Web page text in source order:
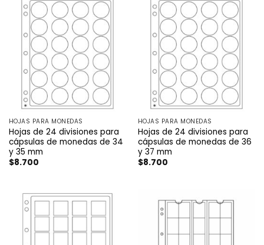
HOJAS PARA MONEDAS
Hojas de 24 divisiones para
cápsulas de monedas de 34
y 35 mm
$8.700
HOJAS PARA MONEDAS
Hojas de 24 divisiones para
cápsulas de monedas de 36
y 37 mm
$8.700